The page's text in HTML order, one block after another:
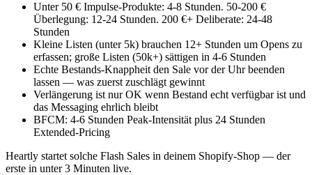
Unter 50 € Impulse-Produkte: 4-8 Stunden. 50-200 €
Überlegung: 12-24 Stunden. 200 €+ Deliberate: 24-48
Stunden
Kleine Listen (unter 5k) brauchen 12+ Stunden um Opens zu
erfassen; große Listen (50k+) sättigen in 4-6 Stunden
Echte Bestands-Knappheit den Sale vor der Uhr beenden
lassen — was zuerst zuschlägt gewinnt
Verlängerung ist nur OK wenn Bestand echt verfügbar ist und
das Messaging ehrlich bleibt
BFCM: 4-6 Stunden Peak-Intensität plus 24 Stunden
Extended-Pricing
Heartly startet solche Flash Sales in deinem Shopify-Shop — der
erste in unter 3 Minuten live.